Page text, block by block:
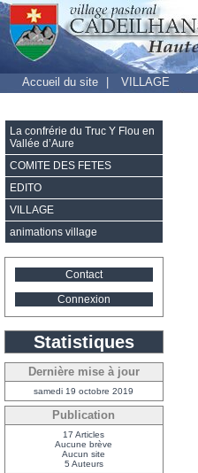
Accueil du site VILLAGE
La confrérie du Truc Y Flou en
Vallée d’Aure
COMITE DES FETES
EDITO
VILLAGE
animations village
Contact
Connexion
Statistiques
Dernière mise à jour
samedi 19 octobre 2019
Publication
17 Articles
Aucune brève
Aucun site
5 Auteurs